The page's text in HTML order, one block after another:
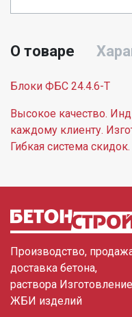
О товаре
Блоки ФБС 24.4.6-Т
Высокое качество.
каждому клиенту.
Гибкая система скидок.
Производство,
доставка бетона,
раствора Изготовление
ЖБИ изделий